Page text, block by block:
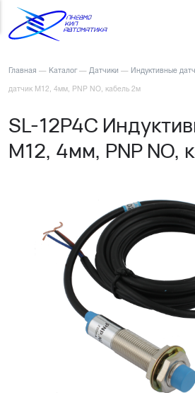
Главная — Каталог — Датчики — Индуктивные
датчик М12, 4мм, PNP NO, кабель 2м
SL-12P4C
М12, 4мм, PNP NO,